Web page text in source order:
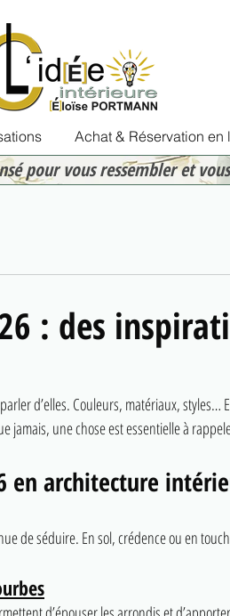
Achat & Réservation en
pour vous ressembler et
: des
d’elles. Couleurs, matériaux, styles…
jamais, une chose est essentielle à
en architecture
de séduire. En sol, crédence ou en